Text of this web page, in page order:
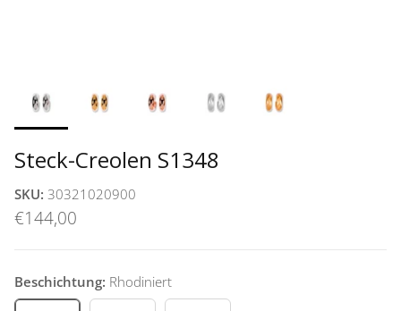
Steck-Creolen S1348
SKU: 30321020900
€144,00
Beschichtung: Rhodiniert